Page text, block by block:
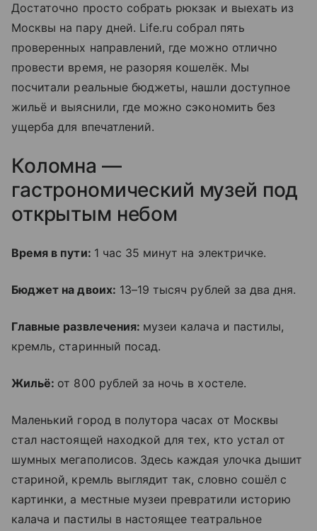
Достаточно просто собрать рюкзак и выехать из
Москвы на пару дней. Life.ru собрал пять
проверенных направлений, где можно отлично
провести время, не разоряя кошелёк. Мы
посчитали реальные бюджеты, нашли доступное
жильё и выяснили, где можно сэкономить без
ущерба для впечатлений.
Коломна —
гастрономический музей под
открытым небом
Время в пути: 1 час 35 минут на электричке.
Бюджет на двоих: 13–19 тысяч рублей за два дня.
Главные развлечения: музеи калача и пастилы,
кремль, старинный посад.
Жильё: от 800 рублей за ночь в хостеле.
Маленький город в полутора часах от Москвы
стал настоящей находкой для тех, кто устал от
шумных мегаполисов. Здесь каждая улочка дышит
стариной, кремль выглядит так, словно сошёл с
картинки, а местные музеи превратили историю
калача и пастилы в настоящее театральное